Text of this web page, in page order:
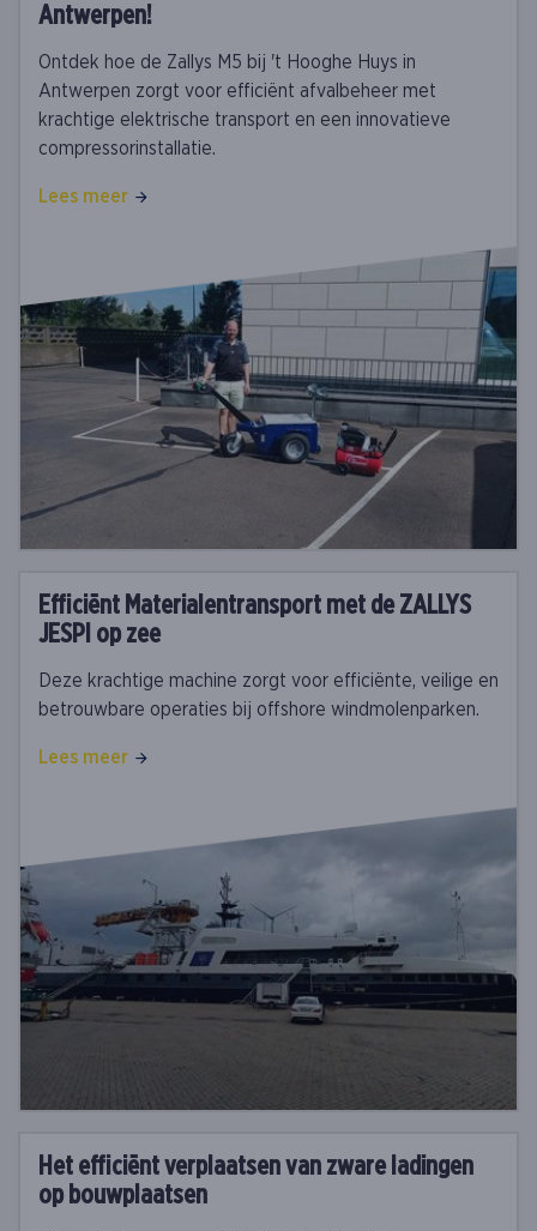
Antwerpen!
Ontdek hoe de Zallys M5 bij 't Hooghe Huys in
Antwerpen zorgt voor efficiënt afvalbeheer met
krachtige elektrische transport en een innovatieve
compressorinstallatie.
Lees meer
Efficiënt Materialentransport met de ZALLYS
JESPI op zee
Deze krachtige machine zorgt voor efficiënte, veilige en
betrouwbare operaties bij offshore windmolenparken.
Lees meer
Het efficiënt verplaatsen van zware ladingen
op bouwplaatsen